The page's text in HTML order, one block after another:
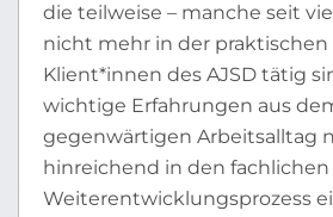
die teilweise – manche seit
nicht mehr in der
Klient*innen des AJSD tätig
wichtige Erfahrungen aus
gegenwärtigen Arbeitsalltag
hinreichend in den fachlichen
Weiterentwicklungsprozess